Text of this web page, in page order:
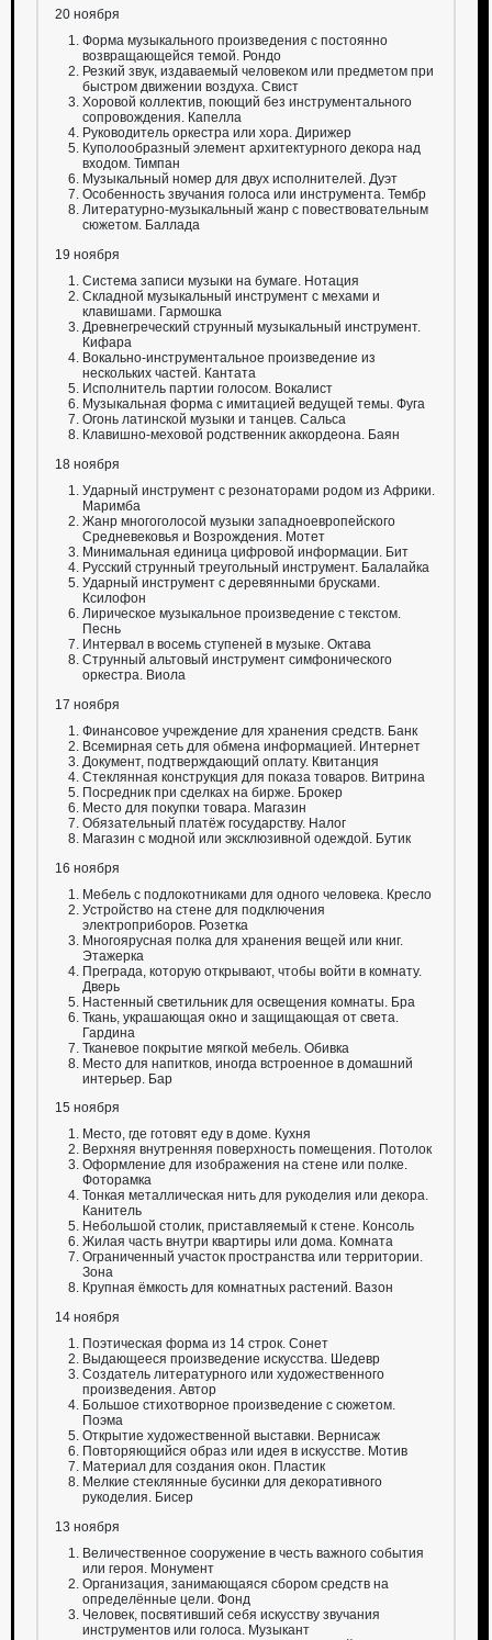
20 ноября
Форма музыкального произведения с постоянно
возвращающейся темой. Рондо
Резкий звук, издаваемый человеком или предметом при
быстром движении воздуха. Свист
Хоровой коллектив, поющий без инструментального
сопровождения. Капелла
Руководитель оркестра или хора. Дирижер
Куполообразный элемент архитектурного декора над
входом. Тимпан
Музыкальный номер для двух исполнителей. Дуэт
Особенность звучания голоса или инструмента. Тембр
Литературно-музыкальный жанр с повествовательным
сюжетом. Баллада
19 ноября
Система записи музыки на бумаге. Нотация
Складной музыкальный инструмент с мехами и
клавишами. Гармошка
Древнегреческий струнный музыкальный инструмент.
Кифара
Вокально-инструментальное произведение из
нескольких частей. Кантата
Исполнитель партии голосом. Вокалист
Музыкальная форма с имитацией ведущей темы. Фуга
Огонь латинской музыки и танцев. Сальса
Клавишно-меховой родственник аккордеона. Баян
18 ноября
Ударный инструмент с резонаторами родом из Африки.
Маримба
Жанр многоголосой музыки западноевропейского
Средневековья и Возрождения. Мотет
Минимальная единица цифровой информации. Бит
Русский струнный треугольный инструмент. Балалайка
Ударный инструмент с деревянными брусками.
Ксилофон
Лирическое музыкальное произведение с текстом.
Песнь
Интервал в восемь ступеней в музыке. Октава
Струнный альтовый инструмент симфонического
оркестра. Виола
17 ноября
Финансовое учреждение для хранения средств. Банк
Всемирная сеть для обмена информацией. Интернет
Документ, подтверждающий оплату. Квитанция
Стеклянная конструкция для показа товаров. Витрина
Посредник при сделках на бирже. Брокер
Место для покупки товара. Магазин
Обязательный платёж государству. Налог
Магазин с модной или эксклюзивной одеждой. Бутик
16 ноября
Мебель с подлокотниками для одного человека. Кресло
Устройство на стене для подключения
электроприборов. Розетка
Многоярусная полка для хранения вещей или книг.
Этажерка
Преграда, которую открывают, чтобы войти в комнату.
Дверь
Настенный светильник для освещения комнаты. Бра
Ткань, украшающая окно и защищающая от света.
Гардина
Тканевое покрытие мягкой мебель. Обивка
Место для напитков, иногда встроенное в домашний
интерьер. Бар
15 ноября
Место, где готовят еду в доме. Кухня
Верхняя внутренняя поверхность помещения. Потолок
Оформление для изображения на стене или полке.
Фоторамка
Тонкая металлическая нить для рукоделия или декора.
Канитель
Небольшой столик, приставляемый к стене. Консоль
Жилая часть внутри квартиры или дома. Комната
Ограниченный участок пространства или территории.
Зона
Крупная ёмкость для комнатных растений. Вазон
14 ноября
Поэтическая форма из 14 строк. Сонет
Выдающееся произведение искусства. Шедевр
Создатель литературного или художественного
произведения. Автор
Большое стихотворное произведение с сюжетом.
Поэма
Открытие художественной выставки. Вернисаж
Повторяющийся образ или идея в искусстве. Мотив
Материал для создания окон. Пластик
Мелкие стеклянные бусинки для декоративного
рукоделия. Бисер
13 ноября
Величественное сооружение в честь важного события
или героя. Монумент
Организация, занимающаяся сбором средств на
определённые цели. Фонд
Человек, посвятивший себя искусству звучания
инструментов или голоса. Музыкант